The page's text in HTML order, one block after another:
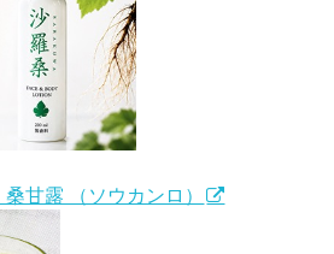
甘露 （ソウカンロ）